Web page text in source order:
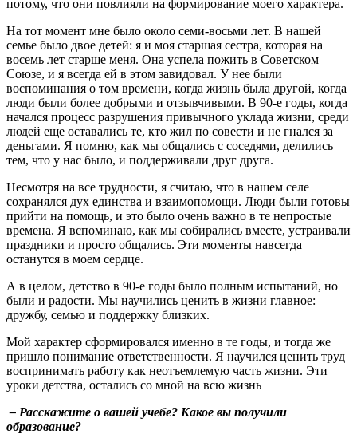
потому, что они повлияли на формирование моего характера.
На тот момент мне было около семи-восьми лет. В нашей
семье было двое детей: я и моя старшая сестра, которая на
восемь лет старше меня. Она успела пожить в Советском
Союзе, и я всегда ей в этом завидовал. У нее были
воспоминания о том времени, когда жизнь была другой, когда
люди были более добрыми и отзывчивыми. В 90-е годы, когда
начался процесс разрушения привычного уклада жизни, среди
людей еще оставались те, кто жил по совести и не гнался за
деньгами. Я помню, как мы общались с соседями, делились
тем, что у нас было, и поддерживали друг друга.
Несмотря на все трудности, я считаю, что в нашем селе
сохранялся дух единства и взаимопомощи. Люди были готовы
прийти на помощь, и это было очень важно в те непростые
времена. Я вспоминаю, как мы собирались вместе, устраивали
праздники и просто общались. Эти моменты навсегда
останутся в моем сердце.
А в целом, детство в 90-е годы было полным испытаний, но
были и радости. Мы научились ценить в жизни главное:
дружбу, семью и поддержку близких.
Мой характер сформировался именно в те годы, и тогда же
пришло понимание ответственности. Я научился ценить труд
воспринимать работу как неотъемлемую часть жизни. Эти
уроки детства, остались со мной на всю жизнь
– Расскажите о вашей учебе? Какое вы получили
образование?